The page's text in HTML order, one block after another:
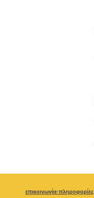
επικοινωνία-πληροφορίες